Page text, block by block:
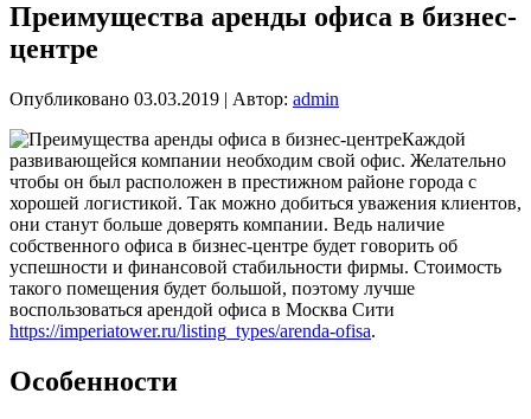
Преимущества аренды офиса в бизнес-
центре
Опубликовано 03.03.2019 | Автор: admin
Каждой
развивающейся компании необходим свой офис. Желательно
чтобы он был расположен в престижном районе города с
хорошей логистикой. Так можно добиться уважения клиентов,
они станут больше доверять компании. Ведь наличие
собственного офиса в бизнес-центре будет говорить об
успешности и финансовой стабильности фирмы. Стоимость
такого помещения будет большой, поэтому лучше
воспользоваться арендой офиса в Москва Сити
https://imperiatower.ru/listing_types/arenda-ofisa.
Особенности